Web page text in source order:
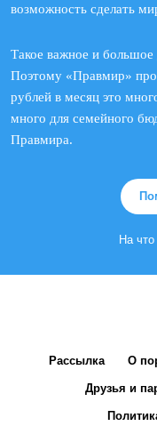
возможность сделать
Такое важное и большое
Поэтому «Правмир»
рублей в месяц это
много для семейного
Правмира.
На
Рассылка О
Друзья и